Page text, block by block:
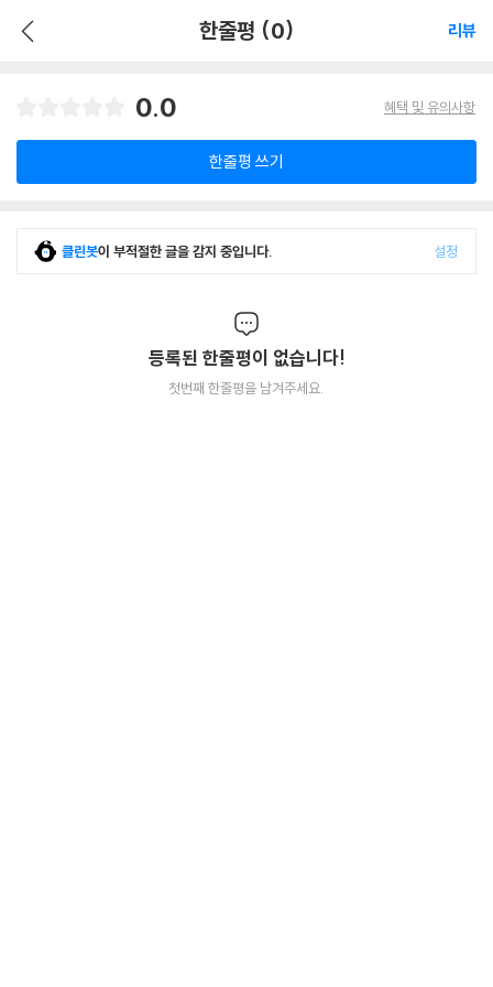
한줄평 (0) 리뷰
0.0 혜택 및 유의사항
한줄평 쓰기
클린봇이 부적절한 글을 감지 중입니다. 설정
등록된 한줄평이 없습니다!
첫번째 한줄평을 남겨주세요.